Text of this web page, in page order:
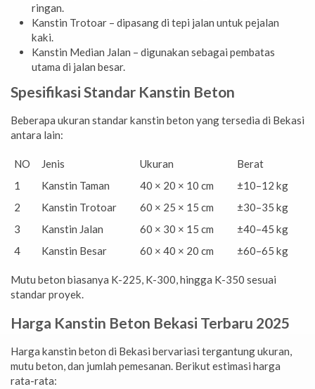
ringan.
Kanstin Trotoar – dipasang di tepi jalan untuk pejalan
kaki.
Kanstin Median Jalan – digunakan sebagai pembatas
utama di jalan besar.
Spesifikasi Standar Kanstin Beton
Beberapa ukuran standar kanstin beton yang tersedia di Bekasi
antara lain:
NO Jenis Ukuran
Berat
1
Kanstin Taman 40 × 20 × 10 cm
±10–12 kg
2
Kanstin Trotoar 60 × 25 × 15 cm
±30–35 kg
3
Kanstin Jalan 60 × 30 × 15 cm
±40–45 kg
4
Kanstin Besar 60 × 40 × 20 cm ±60–65 kg
Mutu beton biasanya K-225, K-300, hingga K-350 sesuai
standar proyek.
Harga Kanstin Beton Bekasi Terbaru 2025
Harga kanstin beton di Bekasi bervariasi tergantung ukuran,
mutu beton, dan jumlah pemesanan. Berikut estimasi harga
rata-rata: